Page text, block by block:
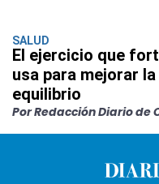
SALUD
El ejercicio que
usa para mejorar
equilibrio
Por Redacción Diario de